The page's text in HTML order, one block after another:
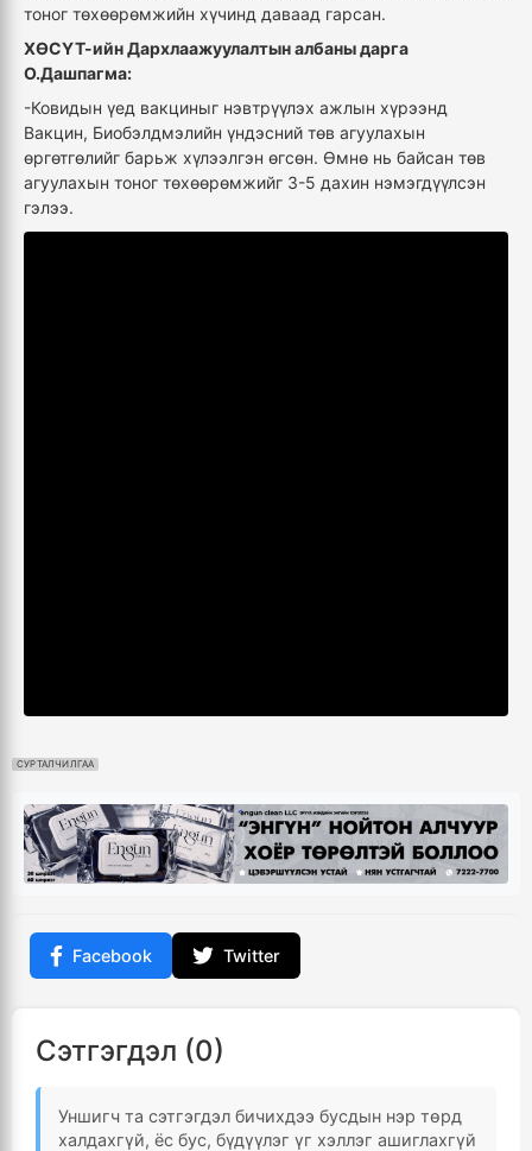
тоног төхөөрөмжийн хүчинд даваад гарсан.
ХӨСҮТ-ийн Дархлаажуулалтын албаны дарга
О.Дашпагма:
-Ковидын үед вакциныг нэвтрүүлэх ажлын хүрээнд
Вакцин, Биобэлдмэлийн үндэсний төв агуулахын
өргөтгөлийг барьж хүлээлгэн өгсөн. Өмнө нь байсан төв
агуулахын тоног төхөөрөмжийг 3-5 дахин нэмэгдүүлсэн
гэлээ.
СУРТАЛЧИЛГАА
Facebook Twitter
Сэтгэгдэл (0)
Уншигч та сэтгэгдэл бичихдээ бусдын нэр төрд
халдахгүй, ёс бус, бүдүүлэг үг хэллэг ашиглахгүй